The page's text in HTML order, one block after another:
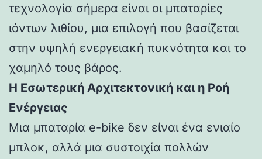
τεχνολογία σήμερα είναι οι μπαταρίες
ιόντων λιθίου, μια επιλογή που βασίζεται
στην υψηλή ενεργειακή πυκνότητα και το
χαμηλό τους βάρος.
Η Εσωτερική Αρχιτεκτονική και η Ροή
Ενέργειας
Μια μπαταρία e-bike δεν είναι ένα ενιαίο
μπλοκ, αλλά μια συστοιχία πολλών